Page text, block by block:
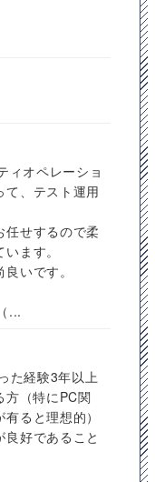
ィオペレーショ
て、テスト運用
任せするので柔
ます。
いです。
...
た経験3年以上
方（特にPC関
ると理想的）
良好であること